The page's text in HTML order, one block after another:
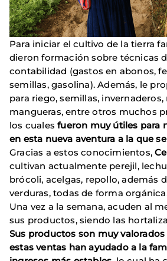
Para iniciar el cultivo de la tierra
dieron formación sobre técnicas
contabilidad (gastos en abonos,
semillas, gasolina). Además, le
para riego, semillas,
mangueras, entre otros muchos
los cualesfueron muy útiles para
en esta nueva aventura a la que
Gracias a estos conocimientos,
cultivan actualmente perejil,
brócoli, acelgas, repollo, además
verduras, todas de forma
Una vez a la semana, acuden al
sus productos, siendo las
Sus productos son muy
estas ventas han ayudado a la